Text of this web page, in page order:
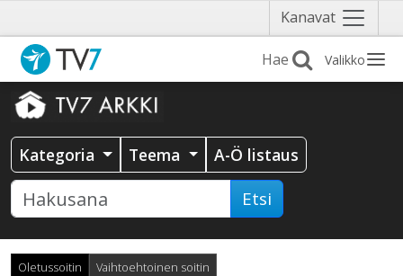
Kanavat Näytä
valikko
Valikko
Kategoria Teema A-Ö listaus
Etsi
Oletussoitin Vaihtoehtoinen soitin